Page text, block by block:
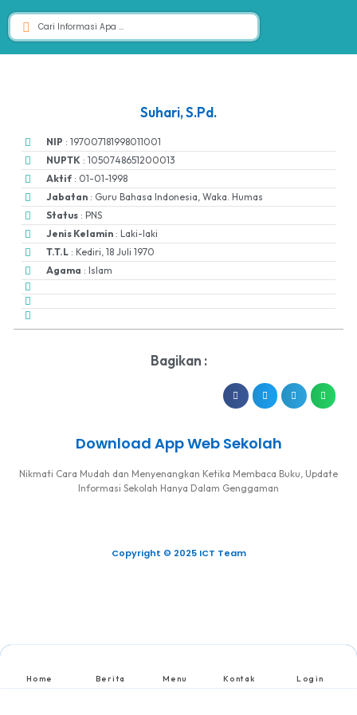
Suhari, S.Pd.
NIP : 197007181998011001
NUPTK : 1050748651200013
Aktif : 01-01-1998
Jabatan : Guru Bahasa Indonesia, Waka. Humas
Status : PNS
Jenis Kelamin : Laki-laki
T.T.L : Kediri, 18 Juli 1970
Agama : Islam
Bagikan :
Download App Web Sekolah
Nikmati Cara Mudah dan Menyenangkan Ketika Membaca Buku, Update
Informasi Sekolah Hanya Dalam Genggaman
Copyright © 2025 ICT Team
Home Berita Menu Kontak Login